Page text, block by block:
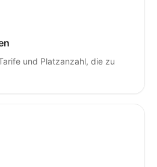
und Platzanzahl, die zu